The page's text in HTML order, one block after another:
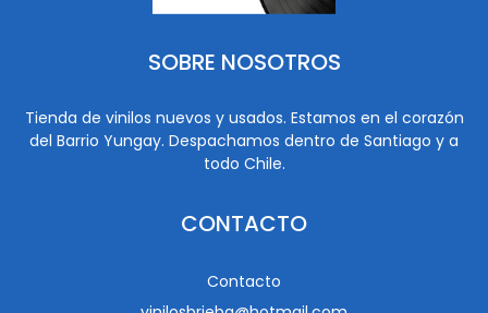
SOBRE NOSOTROS
Tienda de vinilos nuevos y usados. Estamos en el corazón
del Barrio Yungay. Despachamos dentro de Santiago y a
todo Chile.
CONTACTO
Contacto